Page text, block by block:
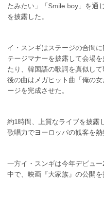
たみたい」「Smile boy」を通
を披露した。
イ・スンギはステージの合間
テージマナーを披露して会場
たり、韓国語の歌詞を真似し
後の曲はメガヒット曲「俺の
ージを完成させた。
約1時間、上質なライブを披露
歌唱力でヨーロッパの観客を熱
一方イ・スンギは今年デビュ
中で、映画『大家族』の公開を